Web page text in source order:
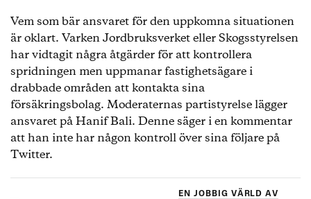
Vem som bär ansvaret för den uppkomna situationen
är oklart. Varken Jordbruksverket eller Skogsstyrelsen
har vidtagit några åtgärder för att kontrollera
spridningen men uppmanar fastighetsägare i
drabbade områden att kontakta sina
försäkringsbolag. Moderaternas partistyrelse lägger
ansvaret på Hanif Bali. Denne säger i en kommentar
att han inte har någon kontroll över sina följare på
Twitter.
EN JOBBIG VÄRLD AV